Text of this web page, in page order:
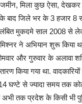
मिला कुछ ऐसा,
बाद जिले भर के 3 हजार 8
मुकदमे साल 2008 से
ने अभियान शुरू किया
और गुरुवार के अलावा
किया गया था.
घण्टे से ज्यादा समय तक कोर्ट
अभी तक प्रदेश के किसी भी
आया...
Jun 18, 2022 0 1026
अधिकारी दीपांशु काबरा
करने वाले...